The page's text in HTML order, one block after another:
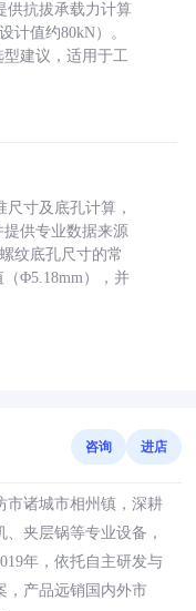
供抗拔承载力计算
计值约80kN）。
建议，适用于工
寸及底孔计算，
供专业数据来源
纹底孔尺寸的常
Φ5.18mm），并
咨询 进店
市诸城市相州镇，深耕
夹层锅等专业设备，
年，依托自主研发与
，产品远销国内外市